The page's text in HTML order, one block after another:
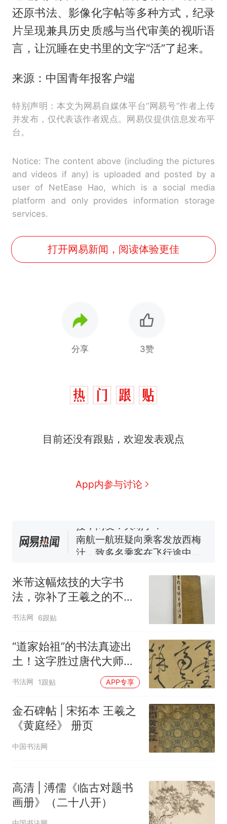
还原书法、影像化字帖等多种方式，纪录
片呈现兼具历史质感与当代审美的视听语
言，让沉睡在史书里的文字“活”了起来。
来源：中国青年报客户端
特别声明：本文为网易自媒体平台“网易号”作者上传
并发布，仅代表该作者观点。网易仅提供信息发布平
台。
Notice: The content above (including the pictures
and videos if any) is uploaded and posted by a
user of NetEase Hao, which is a social media
platform and only provides information storage
services.
打开网易新闻，阅读体验更佳
分享 3赞
目前还没有跟贴，欢迎发表观点
App内参与讨论
热
那个在床头放菜刀的女孩，
交5060元才肯搬上楼！女子傻
已叫停招聘，成立调查组全面
核查
空调24小时开着反而更省电？
电力部门回应
南航一航班疑向乘客发放西梅
汁，致多名乘客在飞行途中排
人只有2个厕所；客服回应：并
非每架飞机都会发放西梅汁
因老师一句“跟我回家”改写了
人生
米芾这幅炫技的大字书
法，弥补了王羲之的不
足，900年来无人能超
书法网 6跟贴
“道家始祖”的书法真迹出
土！这字胜过唐代大师，
凡夫俗子无法看懂
书法网 1跟贴 APP专享
金石碑帖 | 宋拓本 王羲之
《黄庭经》 册页
中国书法网
高清 | 溥儒《临古对题书
画册》（二十八开）